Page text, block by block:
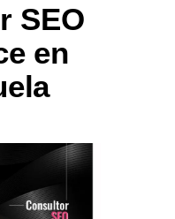
SEO
en